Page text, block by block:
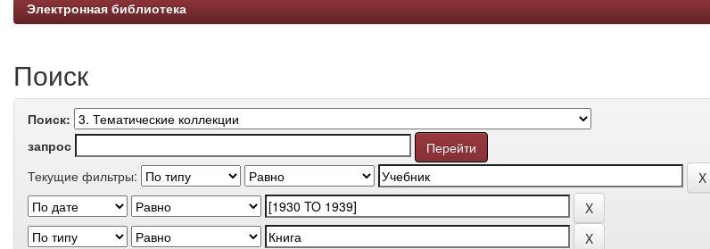
Электронная библиотека
Поиск
Поиск:
запрос
Текущие фильтры: